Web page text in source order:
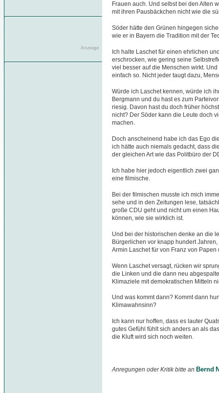
Anzeige
Frauen auch. Und selbst bei den Alten
mit ihren Pausbäckchen nicht wie die
Söder hätte den Grünen hingegen
wie er in Bayern die Tradition mit der
Ich halte Laschet für einen ehrlichen
erschrocken, wie gering seine
viel besser auf die Menschen wirkt.
einfach so. Nicht jeder taugt dazu,
Würde ich Laschet kennen, würde ich
Bergmann und du hast es zum
riesig. Davon hast du doch früher
nicht? Der Söder kann die Leute doch
machen.
Doch anscheinend habe ich das Ego
ich hätte auch niemals gedacht, dass
der gleichen Art wie das Politbüro der
Ich habe hier jedoch eigentlich zwei
eine filmische.
Bei der filmischen musste ich mich
sehe und in den Zeitungen lese,
große CDU geht und nicht um einen
können, wie sie wirklich ist.
Und bei der historischen denke an die
Bürgerlichen vor knapp hundert
Armin Laschet für von Franz von Papen
Wenn Laschet versagt, rücken wir
die Linken und die dann neu
Klimaziele mit demokratischen Mitteln
Und was kommt dann? Kommt dann
Klimawahnsinn?
Ich kann nur hoffen, dass es lauter
gutes Gefühl fühlt sich anders an als
die Kluft wird sich noch weiten.
Anregungen oder Kritik bitte an Bernd